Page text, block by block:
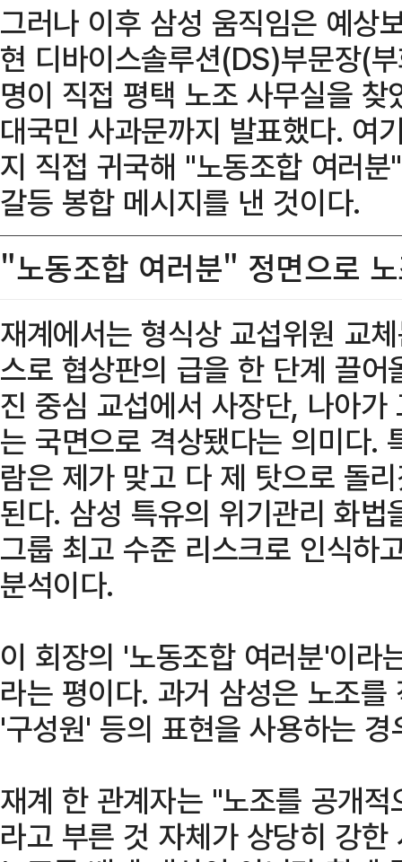
그러나 이후 삼성 움직임은 예상
현 디바이스솔루션(DS)부문장(
명이 직접 평택 노조 사무실을
대국민 사과문까지 발표했다. 여
지 직접 귀국해 "노동조합 여러
갈등 봉합 메시지를 낸 것이다.
"노동조합 여러분" 정면으로
재계에서는 형식상 교섭위원 교
스로 협상판의 급을 한 단계 끌
진 중심 교섭에서 사장단, 나아
는 국면으로 격상됐다는 의미다.
람은 제가 맞고 다 제 탓으로 돌
된다. 삼성 특유의 위기관리 화
그룹 최고 수준 리스크로 인식하
분석이다.
이 회장의 '노동조합 여러분'이라
라는 평이다. 과거 삼성은 노조
'구성원' 등의 표현을 사용하는
재계 한 관계자는 "노조를 공개
라고 부른 것 자체가 상당히 강